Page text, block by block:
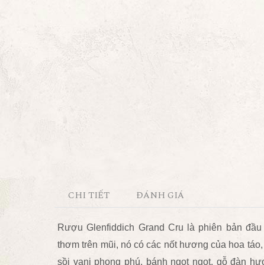
CHI TIẾT ĐÁNH GIÁ
RượuGlenfiddich Grand Cru là phiên bản
thơm trên mũi, nó có các nốt hương của hoa
sồi vani phong phú, bánh ngọt ngọt, gỗ đàn